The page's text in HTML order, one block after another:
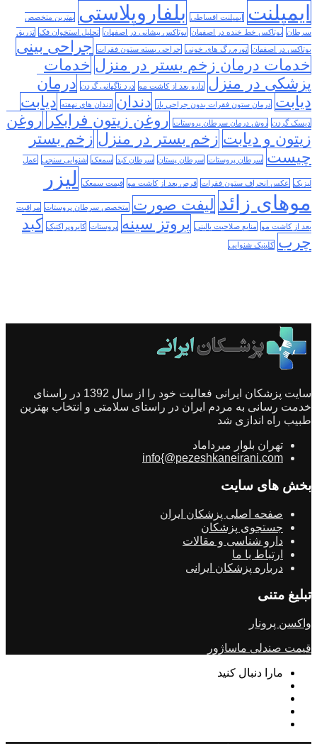
ایمپلنت ایمپلنت اقساطی بلفاروپلاستی
بهترین متخصص
سرطان بوتاکس خط خنده در اصفهان بوتاکس پیشانی در اصفهان تحلیل استخوان فک تزریق
بوتاکس در اصفهان تورم رگ های خونی جراحی بسته ستون فقرات
جراحی بینی
خدمات درمان زخم بستر در منزل خدمات
پزشکی در منزل دارو بعد از کاشت مو درد ناگهانی گردن درمان
دیابت درمان ستون فقرات بدون جراحی باز دندان دندان های نهفته دیابت
دیسک گردن روش درمان سرطان پروستات روغن زیتون فرابکر روغن
زیتون و دیابت زخم بستر در منزل زخم بستر
چیست سرطان پروستات سرطان پستان سرطان کبد سمعک شنوایی سنجی عمل
لیزیک عکس انحراف ستون فقرات قرص بعد از کاشت مو قیمت سمعک
لیزر
موهای زائد لیفت صورت متخصص سرطان پروستات مراقبت
بعد از کاشت مو منابع صلاحیت بالینی پروتز سینه پروستات کایروپراکتیک کبد
چرب کلینیک شنوایی
سایت پزشکان ایرانی فعالیت خود را از سال 1392 در راسنای
خدمت رسانی به مردم ایران در راستای سلامتی و انتخاب بهترین
طبیب راه اندازی شد
تهران بلوار میرداماد
info{@pezeshkaneirani.com
بخش های سایت
صفحه اصلی پزشکان ایران
جستجوی پزشکان
دارو شناسی و مقالات
ارتباط با ما
درباره پزشکان ایرانی
تبلیغ متنی
واکسن پرونار
قیمت صندلی ماساژور
مارا دنبال کنید